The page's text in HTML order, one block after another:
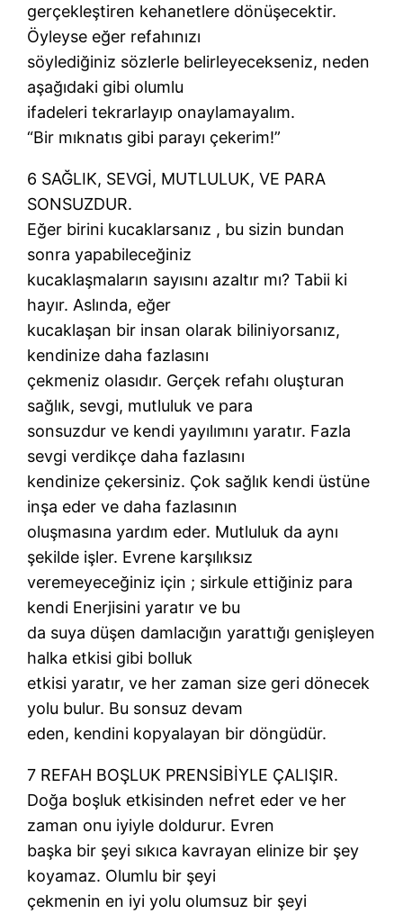
gerçekleştiren kehanetlere dönüşecektir.
Öyleyse eğer refahınızı
söylediğiniz sözlerle belirleyecekseniz, neden
aşağıdaki gibi olumlu
ifadeleri tekrarlayıp onaylamayalım.
“Bir mıknatıs gibi parayı çekerim!”
6 SAĞLIK, SEVGİ, MUTLULUK, VE PARA
SONSUZDUR.
Eğer birini kucaklarsanız , bu sizin bundan
sonra yapabileceğiniz
kucaklaşmaların sayısını azaltır mı? Tabii ki
hayır. Aslında, eğer
kucaklaşan bir insan olarak biliniyorsanız,
kendinize daha fazlasını
çekmeniz olasıdır. Gerçek refahı oluşturan
sağlık, sevgi, mutluluk ve para
sonsuzdur ve kendi yayılımını yaratır. Fazla
sevgi verdikçe daha fazlasını
kendinize çekersiniz. Çok sağlık kendi üstüne
inşa eder ve daha fazlasının
oluşmasına yardım eder. Mutluluk da aynı
şekilde işler. Evrene karşılıksız
veremeyeceğiniz için ; sirkule ettiğiniz para
kendi Enerjisini yaratır ve bu
da suya düşen damlacığın yarattığı genişleyen
halka etkisi gibi bolluk
etkisi yaratır, ve her zaman size geri dönecek
yolu bulur. Bu sonsuz devam
eden, kendini kopyalayan bir döngüdür.
7 REFAH BOŞLUK PRENSİBİYLE ÇALIŞIR.
Doğa boşluk etkisinden nefret eder ve her
zaman onu iyiyle doldurur. Evren
başka bir şeyi sıkıca kavrayan elinize bir şey
koyamaz. Olumlu bir şeyi
çekmenin en iyi yolu olumsuz bir şeyi